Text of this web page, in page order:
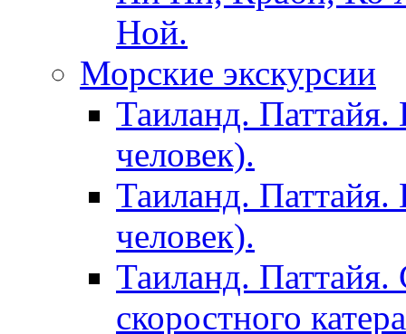
Ной.
Морские экскурсии
Таиланд. Паттайя.
человек).
Таиланд. Паттайя.
человек).
Таиланд. Паттайя.
скоростного